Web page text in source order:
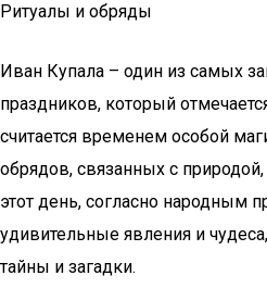
Ритуалы и обряды
Иван Купала – один из самых
праздников, который
считается временем особой
обрядов, связанных с
этот день, согласно народным
удивительные явления и
тайны и загадки.